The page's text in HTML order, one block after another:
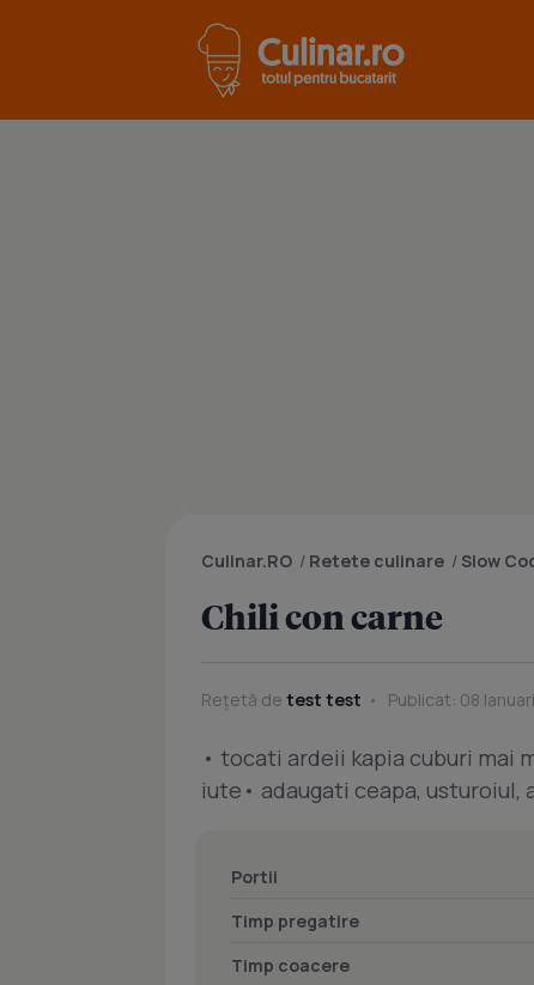
Culinar.RO / Retete culinare / Slow
Chili con carne
Rețetă de test test Publicat: 08
• tocati ardeii kapia cuburi mai
iute• adaugati ceapa, usturoiul,
Portii
Timp pregatire
Timp coacere